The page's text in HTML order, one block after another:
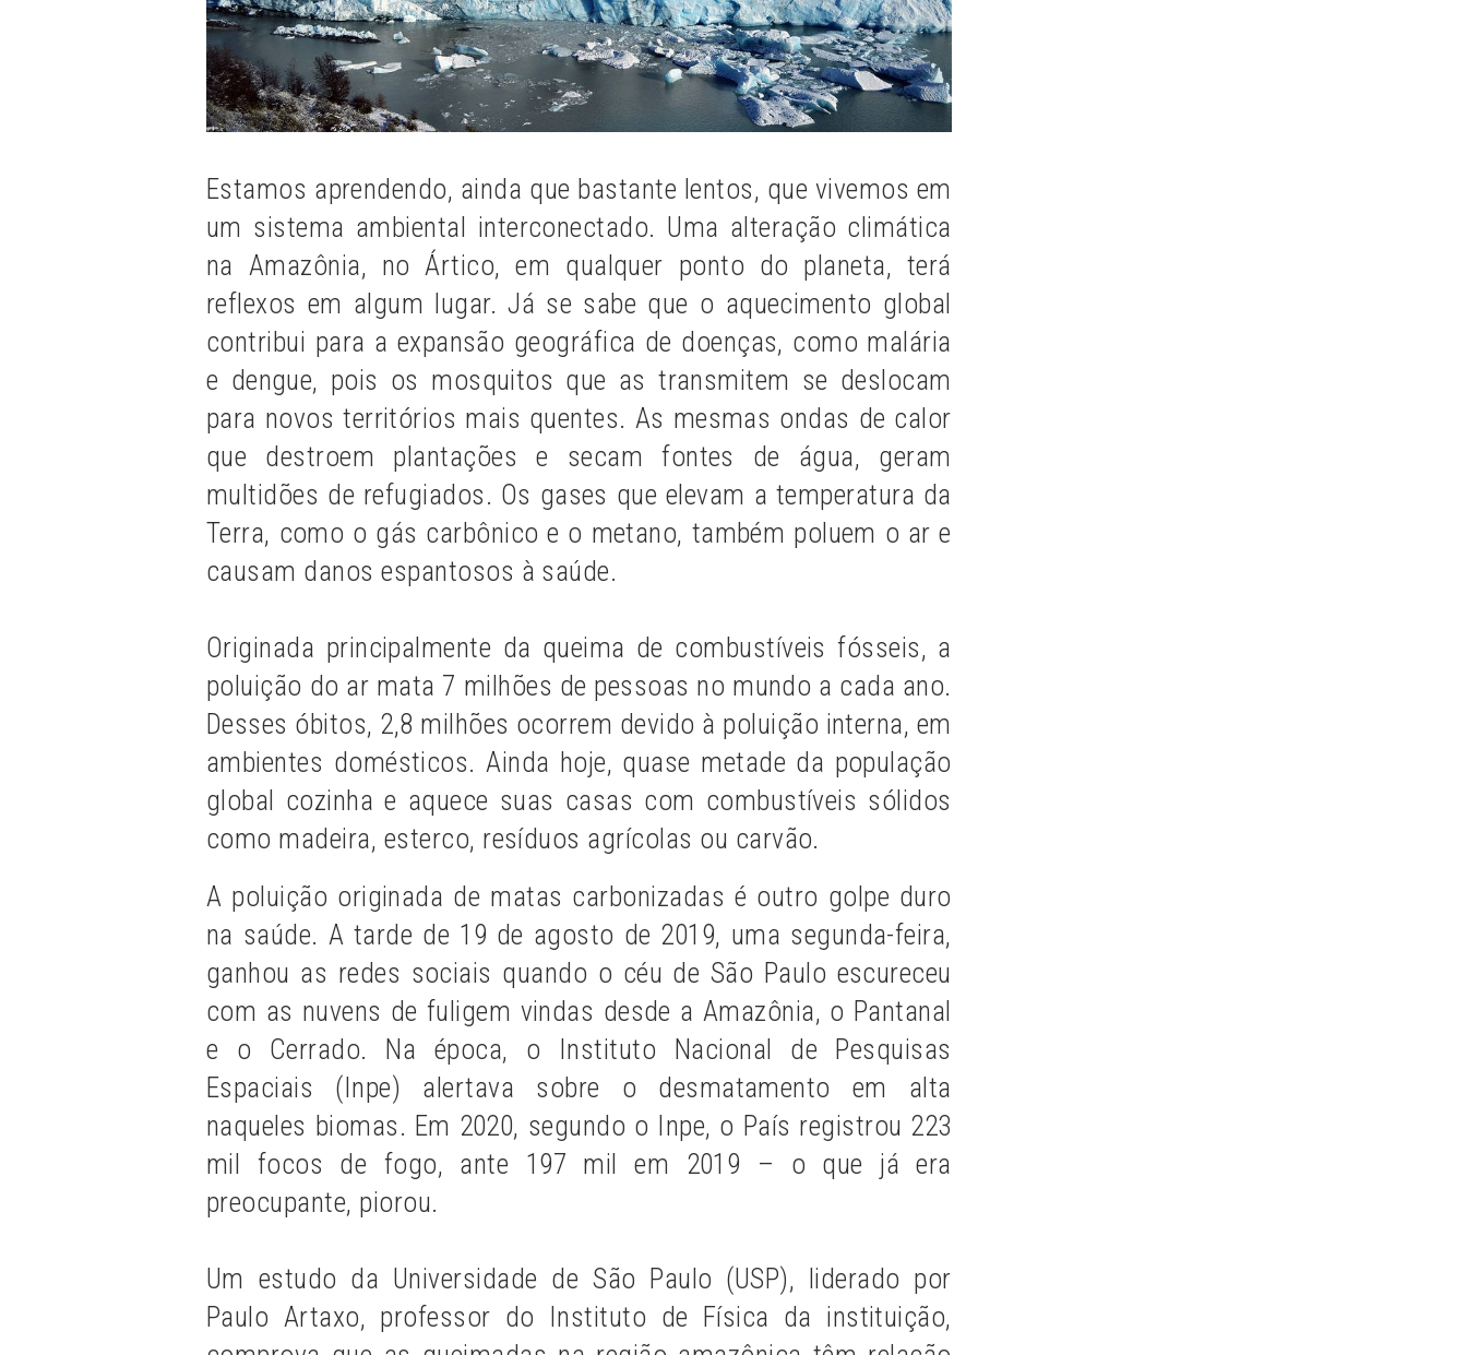
Estamos aprendendo, ainda que bastante lentos, que vivemos em
um sistema ambiental interconectado. Uma alteração climática
na Amazônia, no Ártico, em qualquer ponto do planeta, terá
reflexos em algum lugar. Já se sabe que o aquecimento global
contribui para a expansão geográfica de doenças, como malária
e dengue, pois os mosquitos que as transmitem se deslocam
para novos territórios mais quentes. As mesmas ondas de calor
que destroem plantações e secam fontes de água, geram
multidões de refugiados. Os gases que elevam a temperatura da
Terra, como o gás carbônico e o metano, também poluem o ar e
causam danos espantosos à saúde.
Originada principalmente da queima de combustíveis fósseis, a
poluição do ar mata 7 milhões de pessoas no mundo a cada ano.
Desses óbitos, 2,8 milhões ocorrem devido à poluição interna, em
ambientes domésticos. Ainda hoje, quase metade da população
global cozinha e aquece suas casas com combustíveis sólidos
como madeira, esterco, resíduos agrícolas ou carvão.
A poluição originada de matas carbonizadas é outro golpe duro
na saúde. A tarde de 19 de agosto de 2019, uma segunda-feira,
ganhou as redes sociais quando o céu de São Paulo escureceu
com as nuvens de fuligem vindas desde a Amazônia, o Pantanal
e o Cerrado. Na época, o Instituto Nacional de Pesquisas
Espaciais (Inpe) alertava sobre o desmatamento em alta
naqueles biomas. Em 2020, segundo o Inpe, o País registrou 223
mil focos de fogo, ante 197 mil em 2019 – o que já era
preocupante, piorou.
Um estudo da Universidade de São Paulo (USP), liderado por
Paulo Artaxo, professor do Instituto de Física da instituição,